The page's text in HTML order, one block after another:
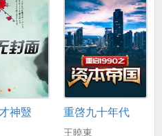
神毉 重啓九十年代
王曉東